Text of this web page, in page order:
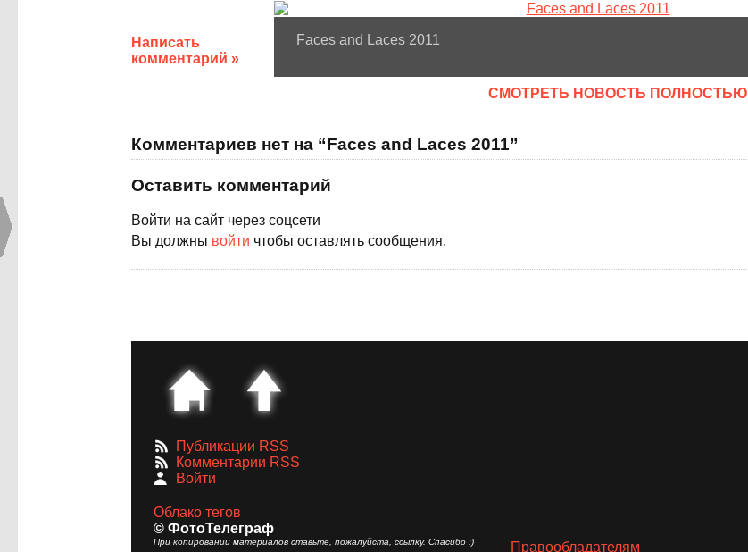
Написать
комментарий »
Faces and Laces 2011
CМОТРЕТЬ НОВОСТЬ ПОЛНОСТЬЮ
Комментариев нет на “Faces and Laces 2011”
Оставить комментарий
Войти на сайт через соцсети
Вы должны войти чтобы оставлять сообщения.
Публикации RSS
Комментарии RSS
Войти
Облако тегов
© ФотоТелеграф
При копировании материалов ставьте, пожалуйста, ссылку. Спасибо :) Правообладателям